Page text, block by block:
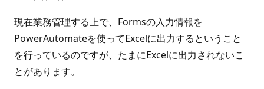
現在業務管理する上で、Formsの入力情報を
PowerAutomateを使ってExcelに出力するということ
を行っているのですが、たまにExcelに出力されないこ
とがあります。